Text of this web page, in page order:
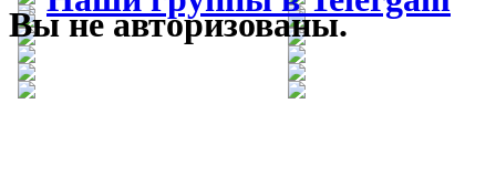
Вы не авторизованы.